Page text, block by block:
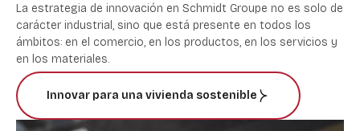
La estrategia de innovación en Schmidt Groupe no es solo de
carácter industrial, sino que está presente en todos los
ámbitos: en el comercio, en los productos, en los servicios y
en los materiales.
Innovar para una vivienda sostenible